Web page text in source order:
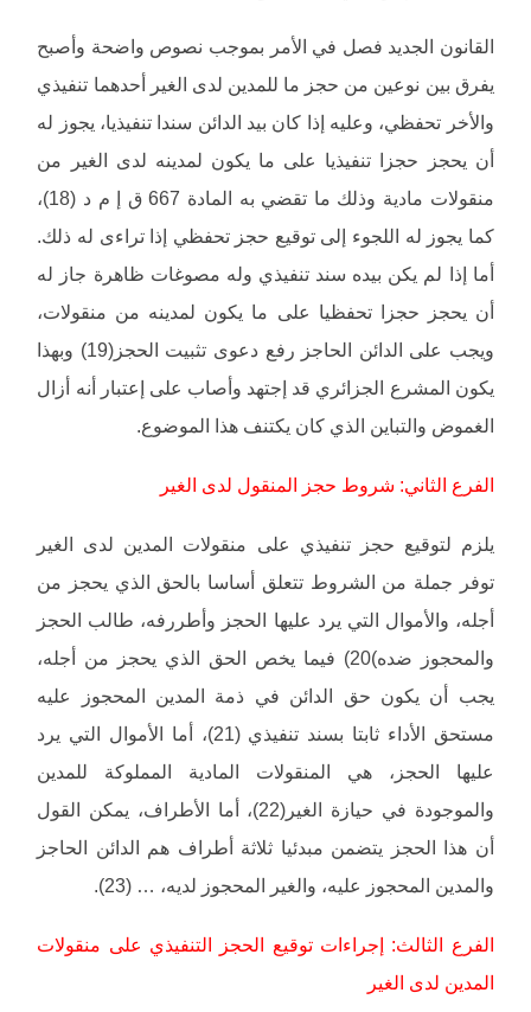
القانون الجديد فصل في الأمر بموجب نصوص واضحة وأصبح
يفرق بين نوعين من حجز ما للمدين لدى الغير أحدهما تنفيذي
والأخر تحفظي، وعليه إذا كان بيد الدائن سندا تنفيذيا، يجوز له
أن يحجز حجزا تنفيذيا على ما يكون لمدينه لدى الغير من
منقولات مادية وذلك ما تقضي به المادة 667 ق إ م د (18)،
كما يجوز له اللجوء إلى توقيع حجز تحفظي إذا تراءى له ذلك.
أما إذا لم يكن بيده سند تنفيذي وله مصوغات ظاهرة جاز له
أن يحجز حجزا تحفظيا على ما يكون لمدينه من منقولات،
ويجب على الدائن الحاجز رفع دعوى تثبيت الحجز(19) وبهذا
يكون المشرع الجزائري قد إجتهد وأصاب على إعتبار أنه أزال
الغموض والتباين الذي كان يكتنف هذا الموضوع.
الفرع الثاني: شروط حجز المنقول لدى الغير
يلزم لتوقيع حجز تنفيذي على منقولات المدين لدى الغير
توفر جملة من الشروط تتعلق أساسا بالحق الذي يحجز من
أجله، والأموال التي يرد عليها الحجز وأطررفه، طالب الحجز
والمحجوز ضده)20) فيما يخص الحق الذي يحجز من أجله،
يجب أن يكون حق الدائن في ذمة المدين المحجوز عليه
مستحق الأداء ثابتا بسند تنفيذي (21)، أما الأموال التي يرد
عليها الحجز، هي المنقولات المادية المملوكة للمدين
والموجودة في حيازة الغير(22)، أما الأطراف، يمكن القول
أن هذا الحجز يتضمن مبدئيا ثلاثة أطراف هم الدائن الحاجز
والمدين المحجوز عليه، والغير المحجوز لديه، … (23).
الفرع الثالث: إجراءات توقيع الحجز التنفيذي على منقولات
المدين لدى الغير